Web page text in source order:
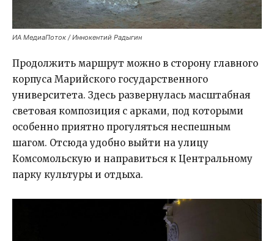
ИА МедиаПоток / Иннокентий Радыгин
Продолжить маршрут можно в сторону главного
корпуса Марийского государственного
университета. Здесь развернулась масштабная
световая композиция с арками, под которыми
особенно приятно прогуляться неспешным
шагом. Отсюда удобно выйти на улицу
Комсомольскую и направиться к Центральному
парку культуры и отдыха.